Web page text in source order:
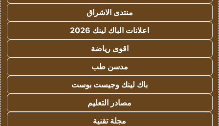
منتدى الاشراق
اعلانات الباك لينك 2026
اقوى رياضة
مدسن طب
باك لينك وجيست بوست
مصادر التعليم
مجلة تقنية